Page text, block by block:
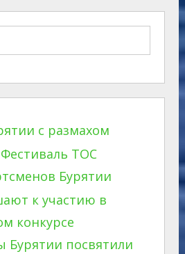
с размахом
ТОС
Бурятии
к участию в
конкурсе
Бурятии посвятили